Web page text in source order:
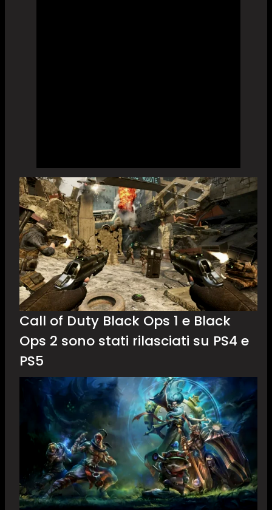
Call of Duty Black Ops 1 e Black
Ops 2 sono stati rilasciati su PS4 e
PS5